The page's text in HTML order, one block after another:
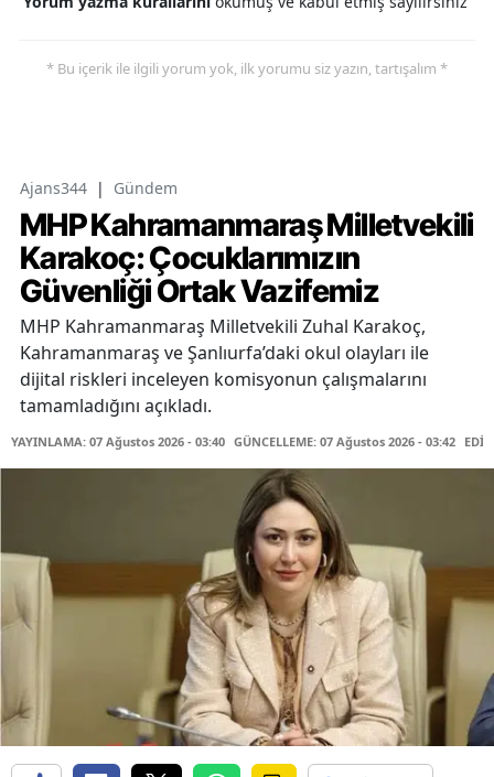
* Bu içerik ile ilgili yorum yok, ilk yorumu siz yazın, tartışalım *
Ajans344 | Gündem
MHP Kahramanmaraş Milletvekili
Karakoç: Çocuklarımızın
Güvenliği Ortak Vazifemiz
MHP Kahramanmaraş Milletvekili Zuhal Karakoç,
Kahramanmaraş ve Şanlıurfa’daki okul olayları ile
dijital riskleri inceleyen komisyonun çalışmalarını
tamamladığını açıkladı.
YAYINLAMA: 07 Ağustos 2026 - 03:40 GÜNCELLEME: 07 Ağustos 2026 - 03:42